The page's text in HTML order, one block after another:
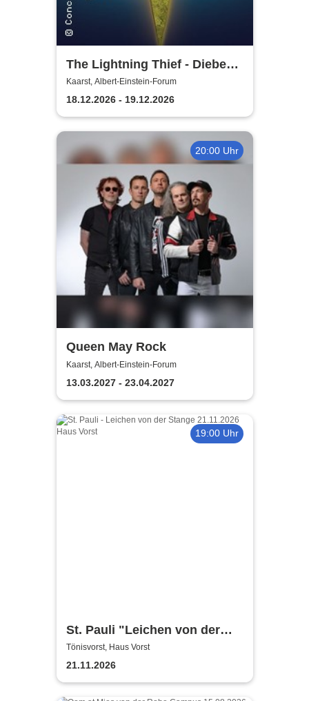
The Lightning Thief - Diebe
im Olymp ein Percy Jackson
Musical
Kaarst, Albert-Einstein-Forum
18.12.2026 - 19.12.2026
20:00 Uhr
Queen May Rock
Kaarst, Albert-Einstein-Forum
13.03.2027 - 23.04.2027
19:00 Uhr
St. Pauli "Leichen von der
Stange" - Krimi-Dinner
Tönisvorst, Haus Vorst
21.11.2026